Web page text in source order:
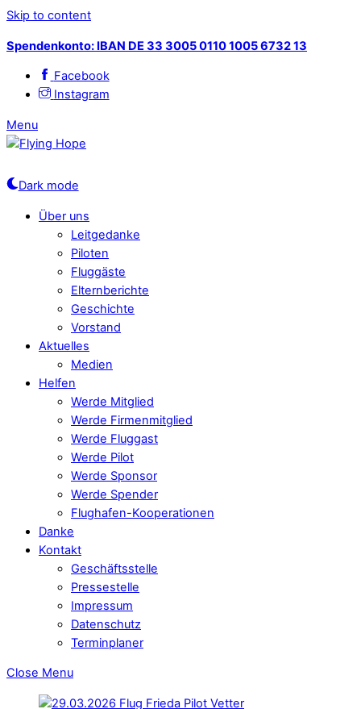
Skip to content
Spendenkonto: IBAN DE 33 3005 0110 1005 6732 13
Facebook
Instagram
Menu
Dark mode
Über uns
Leitgedanke
Piloten
Fluggäste
Elternberichte
Geschichte
Vorstand
Aktuelles
Medien
Helfen
Werde Mitglied
Werde Firmenmitglied
Werde Fluggast
Werde Pilot
Werde Sponsor
Werde Spender
Flughafen-Kooperationen
Danke
Kontakt
Geschäftsstelle
Pressestelle
Impressum
Datenschutz
Terminplaner
Close Menu